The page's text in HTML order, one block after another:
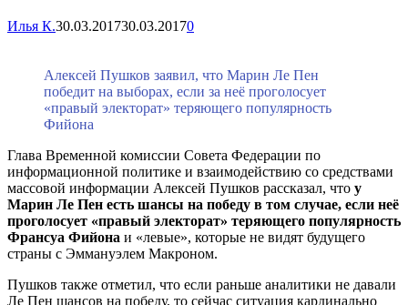
Илья К.30.03.201730.03.20170
Алексей Пушков заявил, что Марин Ле Пен
победит на выборах, если за неё проголосует
«правый электорат» теряющего популярность
Фийона
Глава Временной комиссии Совета Федерации по
информационной политике и взаимодействию со средствами
массовой информации Алексей Пушков рассказал, что у
Марин Ле Пен есть шансы на победу в том случае, если неё
проголосует «правый электорат» теряющего популярность
Франсуа Фийона и «левые», которые не видят будущего
страны с Эммануэлем Макроном.
Пушков также отметил, что если раньше аналитики не давали
Ле Пен шансов на победу, то сейчас ситуация кардинально